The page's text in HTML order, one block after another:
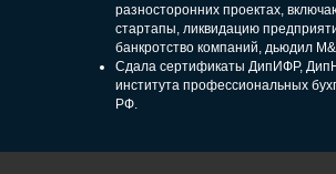
разносторонних проектах,
стартапы, ликвидацию
банкротство компаний, дьюдил
Сдала сертификаты ДипИФР,
института профессиональных
РФ.